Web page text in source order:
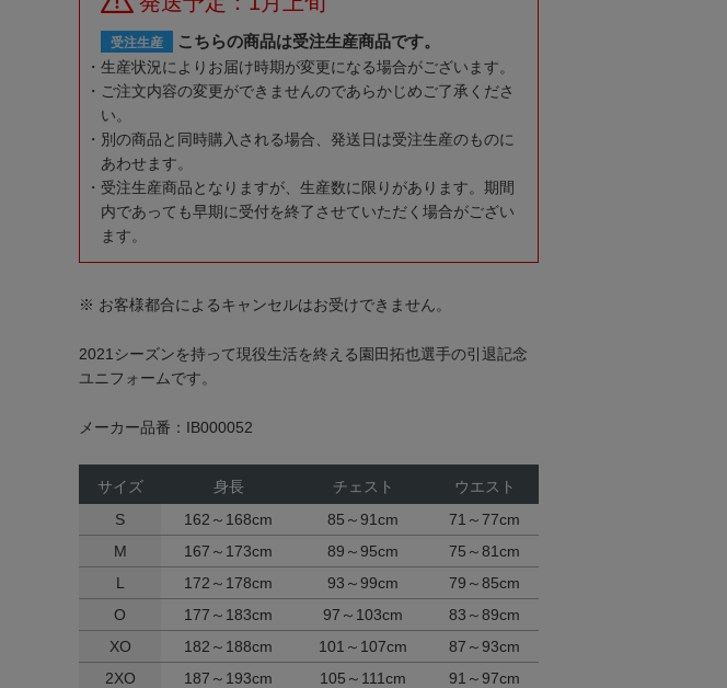
受注生産 こちらの商品は受注生産商品です。
生産状況によりお届け時期が変更になる場合がございます。
ご注文内容の変更ができませんのであらかじめご了承くださ
い。
別の商品と同時購入される場合、発送日は受注生産のものに
あわせます。
受注生産商品となりますが、生産数に限りがあります。期間
内であっても早期に受付を終了させていただく場合がござい
ます。
※ お客様都合によるキャンセルはお受けできません。
2021シーズンを持って現役生活を終える園田拓也選手の引退記念
ユニフォームです。
メーカー品番：IB000052
サイズ 身長 チェスト
ウエスト
S
162～168cm 85～91cm
71～77cm
M
167～173cm 89～95cm
75～81cm
L
172～178cm 93～99cm
79～85cm
O
177～183cm 97～103cm
83～89cm
XO
182～188cm 101～107cm
87～93cm
2XO
187～193cm 105～111cm 91～97cm